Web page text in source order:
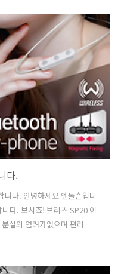
니다. 이번 응모율이 꽤나 높
츠 BW-WM200 을 소개합니
투스와 TF카드를 지원하는
부한 스테레오 사운드 음질을
끝4자리) 레드&그레..
다.
다. 안녕하세요 엔돌슨입니
다. 보시죠! 브리츠 SP20 이
실의 염려가없으며 편리하
이어폰으로 깨끗한 음질을
5.분실방지 자석기능6.선명